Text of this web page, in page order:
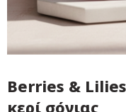
Berries &
κερί σόγιας